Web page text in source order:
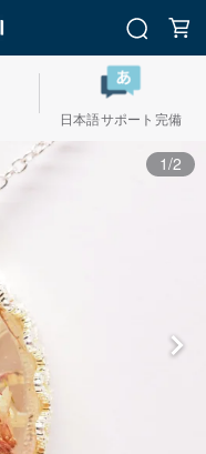
日本語サポート完備
1/2